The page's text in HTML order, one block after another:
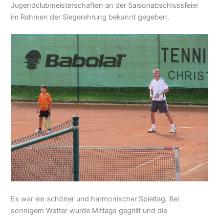
Jugendclubmeisterschaften an der Saisonabschlussfeier
im Rahmen der Siegerehrung bekannt gegeben.
Es war ein schöner und harmonischer Spieltag. Bei
sonnigem Wetter wurde Mittags gegrillt und die